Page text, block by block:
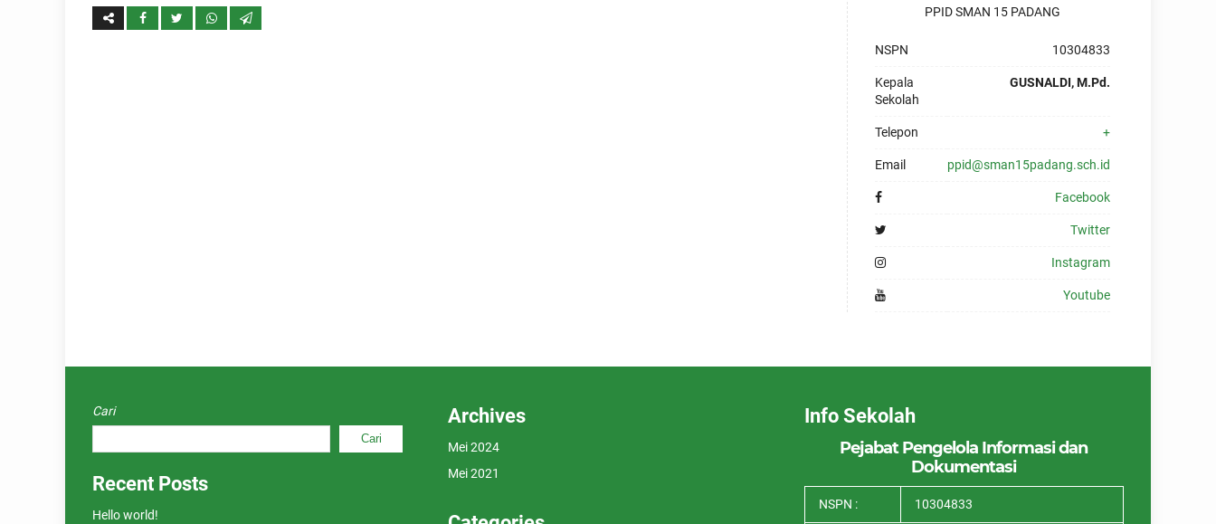
PPID SMAN 15 PADANG
NSPN 10304833
Kepala
Sekolah
GUSNALDI, M.Pd.
Telepon +
Email ppid@sman15padang.sch.id
Facebook
Twitter
Instagram
Youtube
Cari
Cari
Recent Posts
Hello world!
Archives
Mei 2024
Mei 2021
Info Sekolah
Pejabat Pengelola Informasi dan
Dokumentasi
NSPN : 10304833